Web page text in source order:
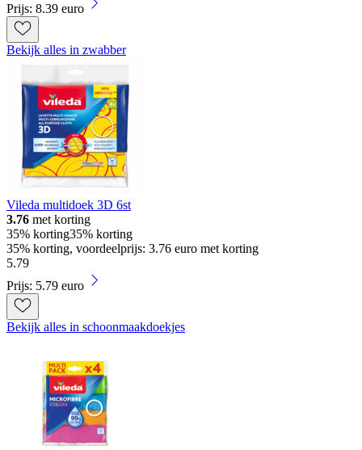
Prijs: 8.39 euro
Bekijk alles in zwabber
Vileda multidoek 3D 6st
3.76 met korting
35% korting35% korting
35% korting, voordeelprijs: 3.76 euro met korting
5.79
Prijs: 5.79 euro
Bekijk alles in schoonmaakdoekjes